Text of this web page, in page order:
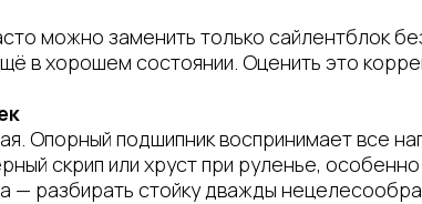
можно заменить только сайлентблок
в хорошем состоянии. Оценить это
Опорный подшипник воспринимает все
скрип или хруст при руленье,
разбирать стойку дважды